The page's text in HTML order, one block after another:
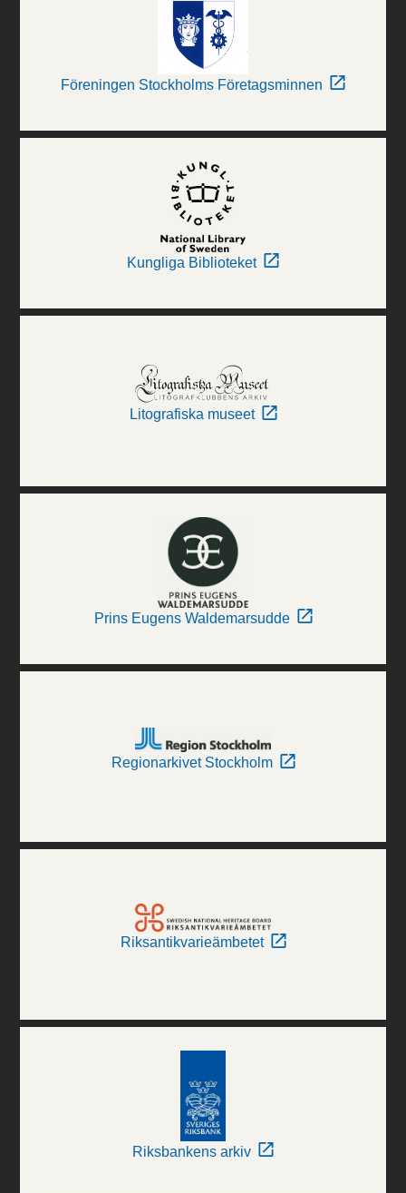
Föreningen Stockholms Företagsminnen
Kungliga Biblioteket
Litografiska museet
Prins Eugens Waldemarsudde
Regionarkivet Stockholm
Riksantikvarieämbetet
Riksbankens arkiv